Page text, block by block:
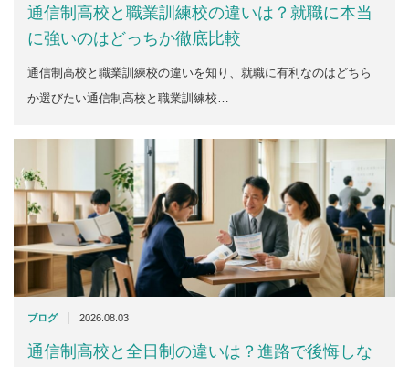
通信制高校と職業訓練校の違いは？就職に本当
に強いのはどっちか徹底比較
通信制高校と職業訓練校の違いを知り、就職に有利なのはどちら
か選びたい通信制高校と職業訓練校…
ブログ | 2026.08.03
通信制高校と全日制の違いは？進路で後悔しな